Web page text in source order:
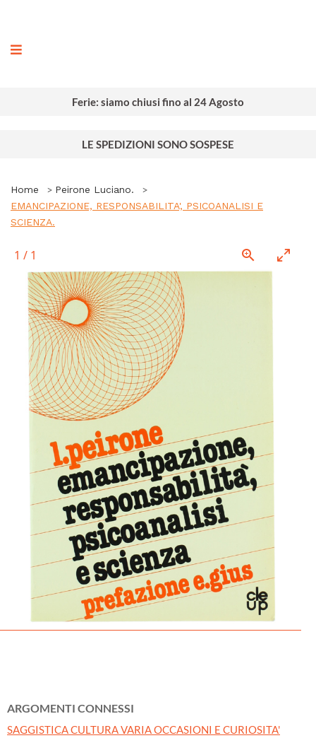
Ferie: siamo chiusi fino al 24 Agosto
LE SPEDIZIONI SONO SOSPESE
Home
Peirone Luciano.
EMANCIPAZIONE, RESPONSABILITA', PSICOANALISI E
SCIENZA.
1 / 1
ARGOMENTI CONNESSI
SAGGISTICA CULTURA VARIA OCCASIONI E CURIOSITA'